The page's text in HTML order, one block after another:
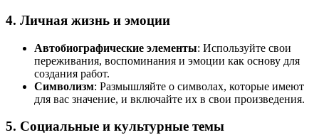
4. Личная жизнь и эмоции
Автобиографические элементы: Используйте свои
переживания, воспоминания и эмоции как основу для
создания работ.
Символизм: Размышляйте о символах, которые имеют
для вас значение, и включайте их в свои произведения.
5. Социальные и культурные темы